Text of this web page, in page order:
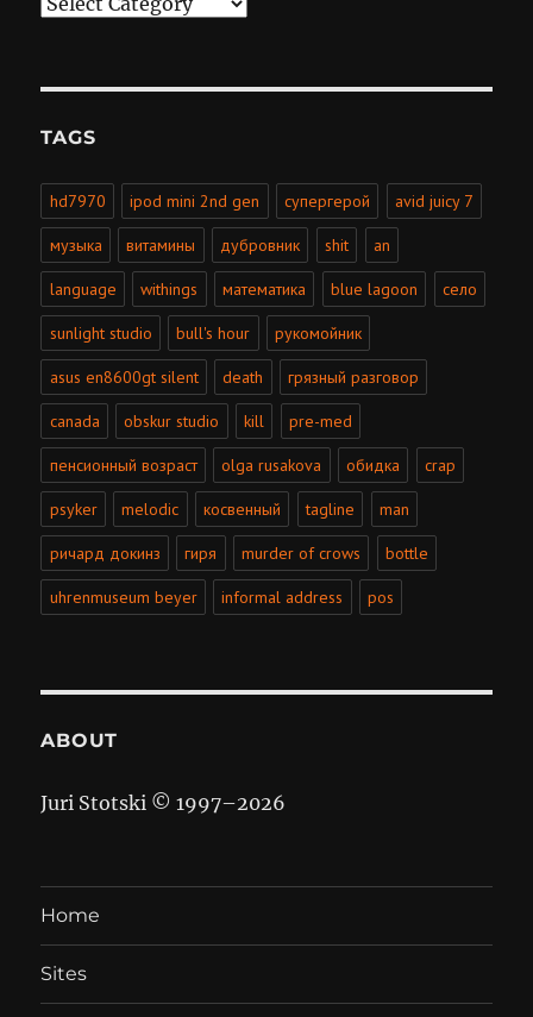
TAGS
hd7970 ipod mini 2nd gen супергерой avid juicy 7
музыка витамины дубровник shit an
language withings математика blue lagoon село
sunlight studio bull's hour рукомойник
asus en8600gt silent death грязный разговор
canada obskur studio kill pre-med
пенсионный возраст olga rusakova обидка crap
psyker melodic косвенный tagline man
ричард докинз гиря murder of crows bottle
uhrenmuseum beyer informal address pos
ABOUT
Juri Stotski © 1997–2026
Home
Sites